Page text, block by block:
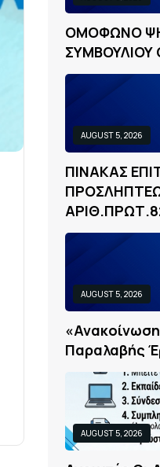
ΟΜΟΦΩΝΟ Ψ
ΣΥΜΒΟΥΛΙΟΥ
AUGUST 5, 2026
ΠΙΝΑΚΑΣ ΕΠΙ
ΠΡΟΣΛΗΠΤΕ
ΑΡΙΘ.ΠΡΩΤ.8
AUGUST 5, 2026
«ΑΝΑΚΟΊΝΩΣΗ
ΠΑΡΑΛΑΒΉΣ Έ
AUGUST 5, 2026